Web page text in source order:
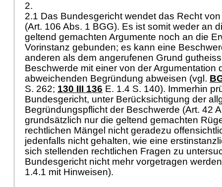
2.
2.1 Das Bundesgericht wendet das Recht
(Art. 106 Abs. 1 BGG). Es ist somit weder an
geltend gemachten Argumente noch an die
Vorinstanz gebunden; es kann eine
anderen als dem angerufenen Grund
Beschwerde mit einer von der Argumentation
abweichenden Begründung abweisen (vgl.
S. 262; 130 III 136 E. 1.4 S. 140). Immerhin
Bundesgericht, unter Berücksichtigung der
Begründungspflicht der Beschwerde (Art. 42
grundsätzlich nur die geltend gemachten
rechtlichen Mängel nicht geradezu
jedenfalls nicht gehalten, wie eine
sich stellenden rechtlichen Fragen zu
Bundesgericht nicht mehr vorgetragen
1.4.1 mit Hinweisen).